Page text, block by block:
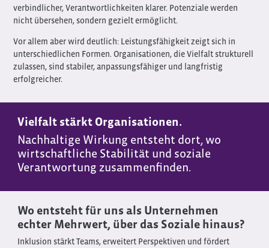
verbindlicher, Verantwortlichkeiten klarer. Potenziale werden
nicht übersehen, sondern gezielt ermöglicht.
Vor allem aber wird deutlich: Leistungsfähigkeit zeigt sich in
unterschiedlichen Formen. Organisationen, die Vielfalt strukturell
zulassen, sind stabiler, anpassungsfähiger und langfristig
erfolgreicher.
Vielfalt stärkt Organisationen.
Nachhaltige Wirkung entsteht dort, wo
wirtschaftliche Stabilität und soziale
Verantwortung zusammenfinden.
Wo entsteht für uns als Unternehmen
echter Mehrwert, über das Soziale hinaus?
Inklusion stärkt Teams, erweitert Perspektiven und fördert